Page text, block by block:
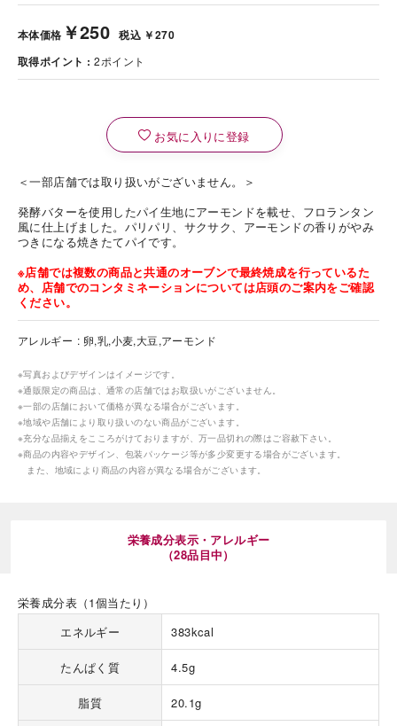
本体価格 ￥250 税込 ￥270
取得ポイント
2ポイント
お気に入りに登録
＜一部店舗では取り扱いがございません。＞
発酵バターを使用したパイ生地にアーモンドを載せ、フロランタン
風に仕上げました。パリパリ、サクサク、アーモンドの香りがやみ
つきになる焼きたてパイです。
※店舗では複数の商品と共通のオーブンで最終焼成を行っているた
め、店舗でのコンタミネーションについては店頭のご案内をご確認
ください。
アレルギー 卵,乳,小麦,大豆,アーモンド
※写真およびデザインはイメージです。
※通販限定の商品は、通常の店舗ではお取扱いがございません。
※一部の店舗において価格が異なる場合がございます。
※地域や店舗により取り扱いのない商品がございます。
※充分な品揃えをこころがけておりますが、万一品切れの際はご容赦下さい。
※商品の内容やデザイン、包装パッケージ等が多少変更する場合がございます。
また、地域により商品の内容が異なる場合がございます。
栄養成分表示・アレルギー
（28品目中）
栄養成分表（1個当たり）
エネルギー
383kcal
たんぱく質 4.5g
脂質 20.1g
海外 Overseas shops